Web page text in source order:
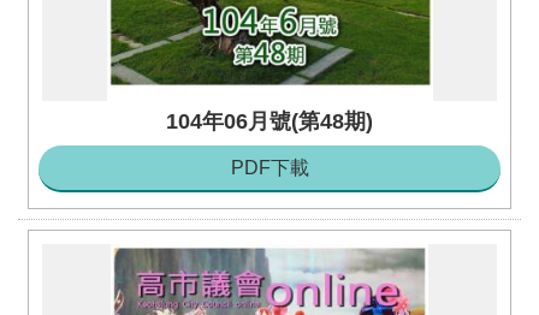
104年06月號(第48期)
PDF下載